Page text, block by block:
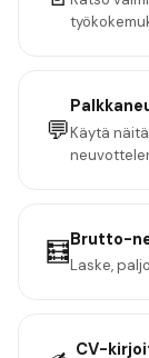
💬Käytä
🧮Brutto-
Laske,
CV-